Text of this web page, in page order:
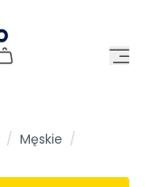
/ Męskie /